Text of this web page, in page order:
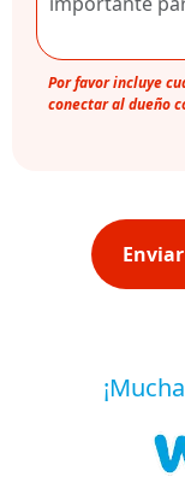
Por favor incluye
conectar al dueño